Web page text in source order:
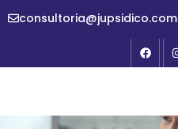
consultoria@jupsidico.com